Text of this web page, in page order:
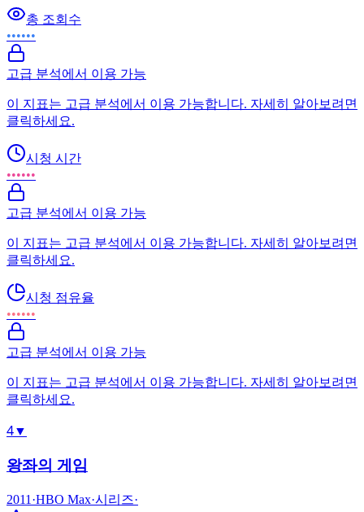
총 조회수
••••••
고급 분석에서 이용 가능
이 지표는 고급 분석에서 이용 가능합니다. 자세히 알아보려면
클릭하세요.
시청 시간
••••••
고급 분석에서 이용 가능
이 지표는 고급 분석에서 이용 가능합니다. 자세히 알아보려면
클릭하세요.
시청 점유율
••••••
고급 분석에서 이용 가능
이 지표는 고급 분석에서 이용 가능합니다. 자세히 알아보려면
클릭하세요.
4▼
왕좌의 게임
2011 ·HBO Max·시리즈·